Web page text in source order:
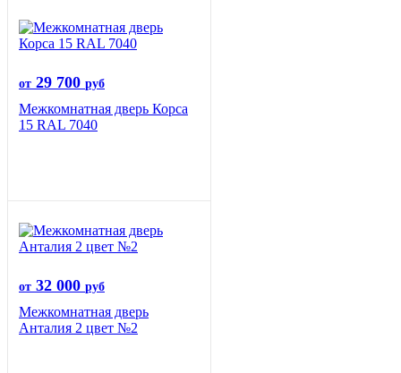
от 29 700 руб
Межкомнатная дверь Корса
15 RAL 7040
от 32 000 руб
Межкомнатная дверь
Анталия 2 цвет №2